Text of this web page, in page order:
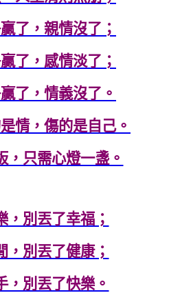
了，親情沒了；
了，感情淡了；
了，情義沒了。
情，傷的是自己。
，只需心燈一盞。
，別丟了幸福；
，別丟了健康；
，別丟了快樂。